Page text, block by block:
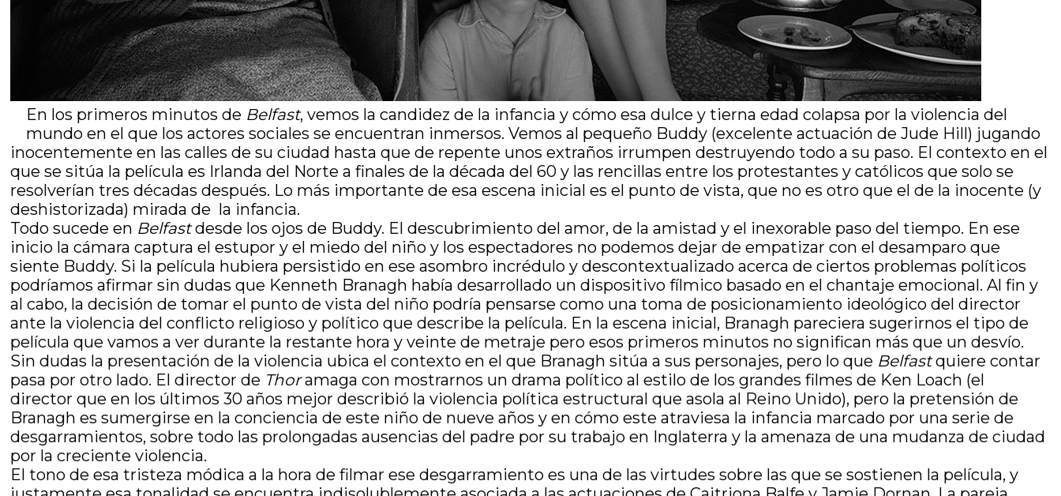
En los primeros minutos de Belfast, vemos la candidez de la infancia y cómo esa dulce y tierna edad colapsa por la violencia del
mundo en el que los actores sociales se encuentran inmersos. Vemos al pequeño Buddy (excelente actuación de Jude Hill) jugando
inocentemente en las calles de su ciudad hasta que de repente unos extraños irrumpen destruyendo todo a su paso. El contexto en el
que se sitúa la película es Irlanda del Norte a finales de la década del 60 y las rencillas entre los protestantes y católicos que solo se
resolverían tres décadas después. Lo más importante de esa escena inicial es el punto de vista, que no es otro que el de la inocente (y
deshistorizada) mirada de la infancia.
Todo sucede en Belfastdesde los ojos de Buddy. El descubrimiento del amor, de la amistad y el inexorable paso del tiempo. En ese
inicio la cámara captura el estupor y el miedo del niño y los espectadores no podemos dejar de empatizar con el desamparo que
siente Buddy. Si la película hubiera persistido en ese asombro incrédulo y descontextualizado acerca de ciertos problemas políticos
podríamos afirmar sin dudas que Kenneth Branagh había desarrollado un dispositivo fílmico basado en el chantaje emocional. Al fin y
al cabo, la decisión de tomar el punto de vista del niño podría pensarse como una toma de posicionamiento ideológico del director
ante la violencia del conflicto religioso y político que describe la película. En la escena inicial, Branagh pareciera sugerirnos el tipo de
película que vamos a ver durante la restante hora y veinte de metraje pero esos primeros minutos no significan más que un desvío.
Sin dudas la presentación de la violencia ubica el contexto en el que Branagh sitúa a sus personajes, pero lo que Belfastquiere contar
pasa por otro lado. El director de Thoramaga con mostrarnos un drama político al estilo de los grandes filmes de Ken Loach (el
director que en los últimos 30 años mejor describió la violencia política estructural que asola al Reino Unido), pero la pretensión de
Branagh es sumergirse en la conciencia de este niño de nueve años y en cómo este atraviesa la infancia marcado por una serie de
desgarramientos, sobre todo las prolongadas ausencias del padre por su trabajo en Inglaterra y la amenaza de una mudanza de ciudad
por la creciente violencia.
El tono de esa tristeza módica a la hora de filmar ese desgarramiento es una de las virtudes sobre las que se sostienen la película, y